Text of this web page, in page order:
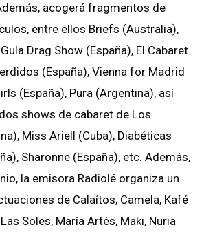
acogerá fragmentos de
entre ellos Briefs (Australia),
Drag Show (España), El Cabaret
(España), Vienna for Madrid
(España), Pura (Argentina), así
shows de cabaret de Los
Miss Ariell (Cuba), Diabéticas
Sharonne (España), etc. Además,
la emisora Radiolé organiza un
de Calaítos, Camela, Kafé
Soles, María Artés, Maki, Nuria